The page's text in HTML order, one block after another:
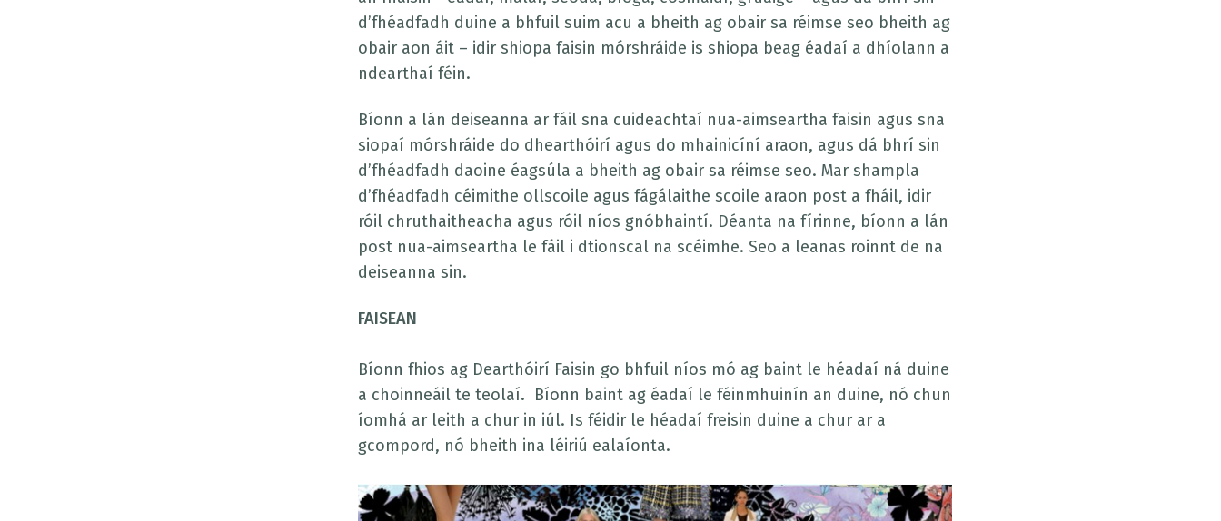
d’fhéadfadh duine a bhfuil suim acu a bheith ag obair sa réimse seo bheith ag
obair aon áit – idir shiopa faisin mórshráide is shiopa beag éadaí a dhíolann a
ndearthaí féin.
Bíonn a lán deiseanna ar fáil sna cuideachtaí nua-aimseartha faisin agus sna
siopaí mórshráide do dhearthóirí agus do mhainicíní araon, agus dá bhrí sin
d’fhéadfadh daoine éagsúla a bheith ag obair sa réimse seo. Mar shampla
d’fhéadfadh céimithe ollscoile agus fágálaithe scoile araon post a fháil, idir
róil chruthaitheacha agus róil níos gnóbhaintí. Déanta na fírinne, bíonn a lán
post nua-aimseartha le fáil i dtionscal na scéimhe. Seo a leanas roinnt de na
deiseanna sin.
FAISEAN
Bíonn fhios ag Dearthóirí Faisin go bhfuil níos mó ag baint le héadaí ná duine
a choinneáil te teolaí. Bíonn baint ag éadaí le féinmhuinín an duine, nó chun
íomhá ar leith a chur in iúl. Is féidir le héadaí freisin duine a chur ar a
gcompord, nó bheith ina léiriú ealaíonta.